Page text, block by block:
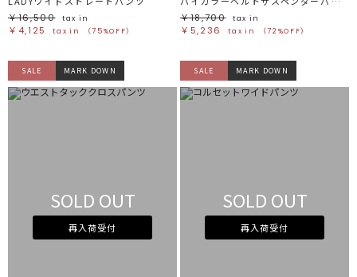
￥16,500
tax in
￥4,125 tax in （75%OFF）
￥18,700
tax in
￥5,236 tax in （72%OFF）
SALE MARK DOWN
SOLD OUT
再入荷受付
SALE MARK DOWN
SOLD OUT
再入荷受付